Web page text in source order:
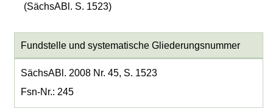
(SächsABl. S. 1523)
Fundstelle und systematische Gliederungsnummer
SächsABl. 2008 Nr. 45, S. 1523
Fsn-Nr.: 245